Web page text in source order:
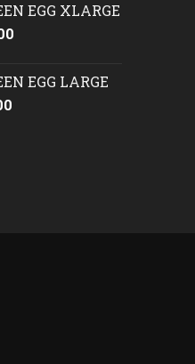
EGG XLARGE
EGG LARGE